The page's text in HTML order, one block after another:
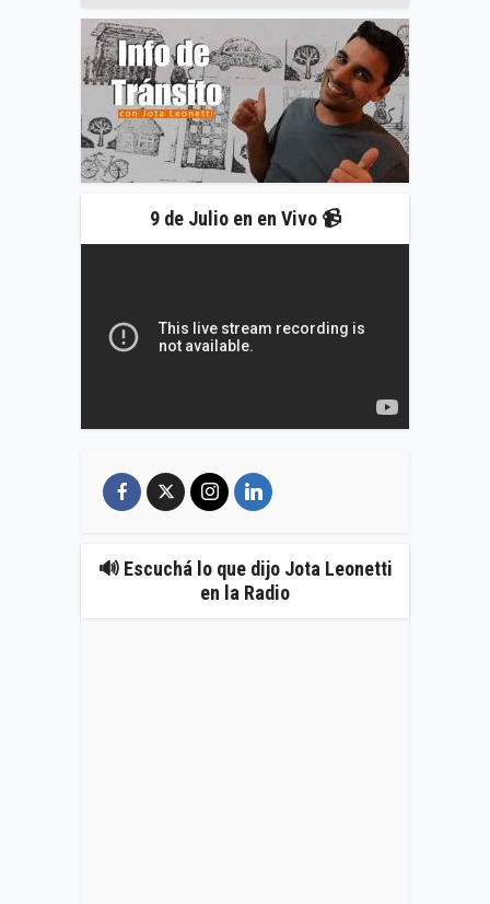
9 de Julio en en Vivo 📹
🔊 Escuchá lo que dijo Jota Leonetti
en la Radio